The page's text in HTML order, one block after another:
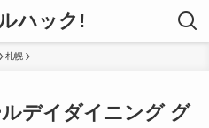
ハック!
札幌
ルデイダイニング グ